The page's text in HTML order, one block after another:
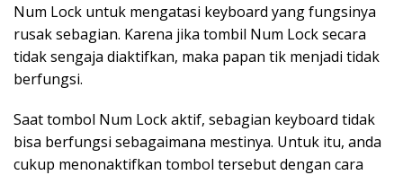
Num Lock untuk mengatasi keyboard yang fungsinya
rusak sebagian. Karena jika tombil Num Lock secara
tidak sengaja diaktifkan, maka papan tik menjadi tidak
berfungsi.
Saat tombol Num Lock aktif, sebagian keyboard tidak
bisa berfungsi sebagaimana mestinya. Untuk itu, anda
cukup menonaktifkan tombol tersebut dengan cara